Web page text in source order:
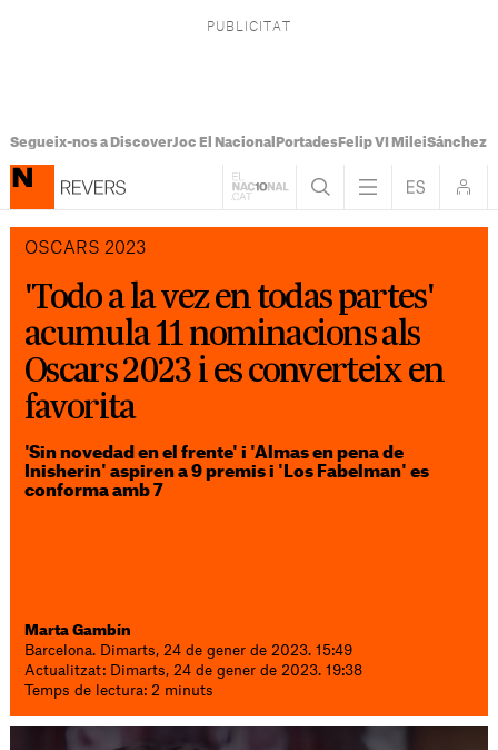
Segueix-nos a DiscoverJoc El Nacional PortadesFelip VI MileiSánchez
OSCARS 2023
'Todo a la vez en todas partes'
acumula 11 nominacions als
Oscars 2023 i es converteix en
favorita
'Sin novedad en el frente' i 'Almas en pena de
Inisherin' aspiren a 9 premis i 'Los Fabelman' es
conforma amb 7
Marta Gambín
Barcelona. Dimarts, 24 de gener de 2023. 15:49
Actualitzat: Dimarts, 24 de gener de 2023. 19:38
Temps de lectura: 2 minuts